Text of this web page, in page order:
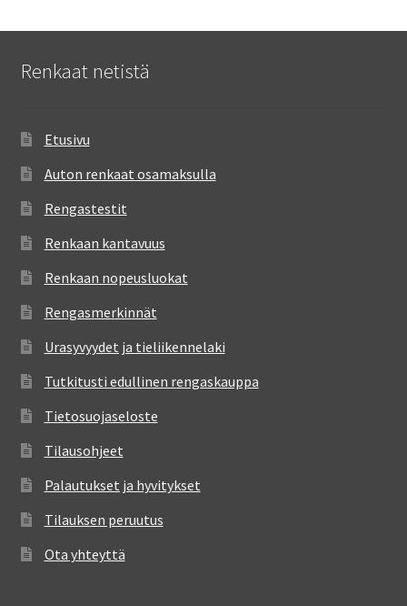
Renkaat netistä
Etusivu
Auton renkaat osamaksulla
Rengastestit
Renkaan kantavuus
Renkaan nopeusluokat
Rengasmerkinnät
Urasyvyydet ja tieliikennelaki
Tutkitusti edullinen rengaskauppa
Tietosuojaseloste
Tilausohjeet
Palautukset ja hyvitykset
Tilauksen peruutus
Ota yhteyttä